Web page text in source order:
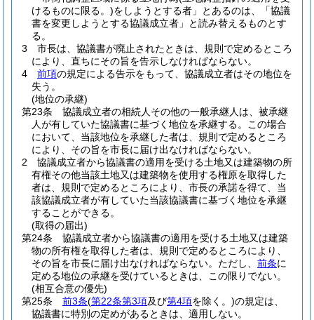
けるものに限る。)をしようとする者」とあるのは、「協議
書を変更しようとする協議成立者」と読み替えるものとす
る。
3
市長は、協議書が廃止されたときは、規則で定めるところ
により、直ちにその旨を告示しなければならない。
4
前項の規定による告示をもって、協議成立者はその地位を
失う。
(地位の承継)
第23条
協議成立者の相続人その他の一般承継人は、被承継
人が有していた協議書に基づく地位を承継する。
この場合
において、当該地位を承継した者は、規則で定めるところ
により、その旨を市長に届け出なければならない。
2
協議成立者から協議書の適用を受ける土地又は建築物の所
有権その他当該土地又は建築物を使用する権原を取得した
者は、規則で定めるところにより、市長の承諾を得て、当
該協議成立者が有していた当該協議書に基づく地位を承継
することができる。
(取得の届出)
第24条
協議成立者から協議書の適用を受ける土地又は建築
物の所有権を取得した者は、規則で定めるところにより、
その旨を市長に届け出なければならない。 ただし、 前条に
定める地位の承継を受けているときは、この限りでない。
(相互合意の優先)
第25条
前3条(第22条第3項及び第4項を除く。)の規定は、
協議書に特別の定めがあるときは、適用しない。